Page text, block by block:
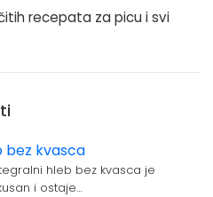
recepata za picu i svi
bez kvasca
hleb bez kvasca je
i ostaje…